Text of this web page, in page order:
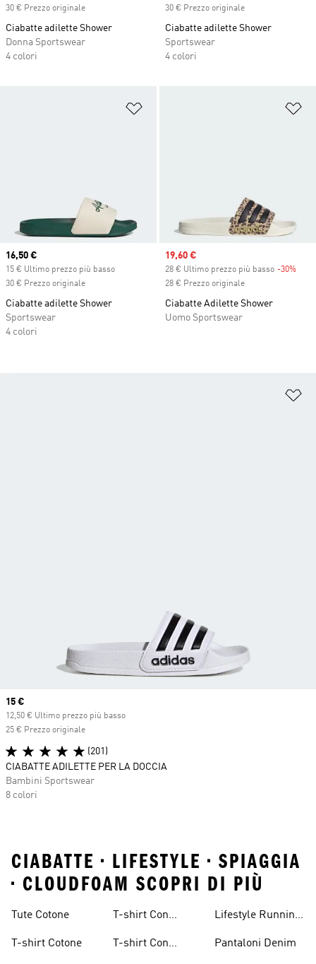
30 € Prezzo originale
Ciabatte adilette Shower
Donna Sportswear
4 colori
30 € Prezzo originale
Ciabatte adilette Shower
Sportswear
4 colori
Aggiungi alla lista dei desideri
Current price
16,50 €
15 € Ultimo prezzo più basso
30 € Prezzo originale
Ciabatte adilette Shower
Sportswear
4 colori
Sale price
19,60 €
28 € Ultimo prezzo più basso -30%
28 € Prezzo originale
Ciabatte Adilette Shower
Uomo Sportswear
Current price
15 €
12,50 € Ultimo prezzo più basso
25 € Prezzo originale
(201)
CIABATTE ADILETTE PER LA DOCCIA
Bambini Sportswear
8 colori
CIABATTE • LIFESTYLE • SPIAGGIA
• CLOUDFOAM SCOPRI DI PIÙ
Tute Cotone
T-shirt Cotone
T-shirt Con
T-shirt Con
Lifestyle Running
Pantaloni Denim